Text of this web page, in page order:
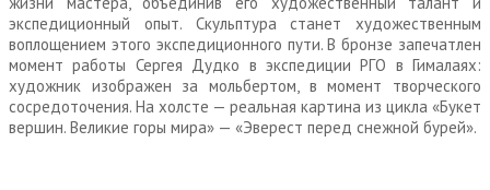
экспедиционный опыт. Скульптура станет художественным
воплощением этого экспедиционного пути. В бронзе запечатлен
момент работы Сергея Дудко в экспедиции РГО в Гималаях:
художник изображен за мольбертом, в момент творческого
сосредоточения. На холсте — реальная картина из цикла «Букет
вершин. Великие горы мира» — «Эверест перед снежной бурей».